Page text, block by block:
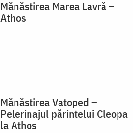
Mănăstirea Marea Lavră –
Athos
Mănăstirea Vatoped –
Pelerinajul părintelui Cleopa
la Athos